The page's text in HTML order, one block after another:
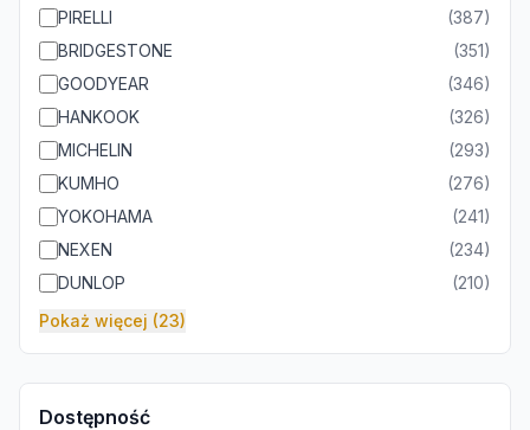
PIRELLI
(387)
BRIDGESTONE
(351)
GOODYEAR
(346)
HANKOOK
(326)
MICHELIN
(293)
KUMHO
(276)
YOKOHAMA
(241)
NEXEN
(234)
DUNLOP
(210)
Pokaż więcej (23)
Dostępność